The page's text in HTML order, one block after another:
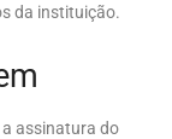
da instituição.
a assinatura do